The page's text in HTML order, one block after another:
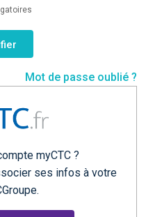
Mot de passe oublié ?
myCTC ?
ses infos à votre